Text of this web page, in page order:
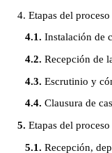
4. Etapas del
4.1. Instalación de
4.2. Recepción de
4.3. Escrutinio y
4.4. Clausura de
5. Etapas del
5.1. Recepción,